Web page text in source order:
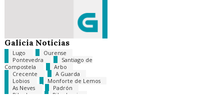
Galicia Noticias
Lugo
Ourense
Pontevedra
Santiago de
Compostela
Arbo
Crecente
A Guarda
Lobios
Monforte de Lemos
As Neves
Padrón
Ribadeo
Ribadumia